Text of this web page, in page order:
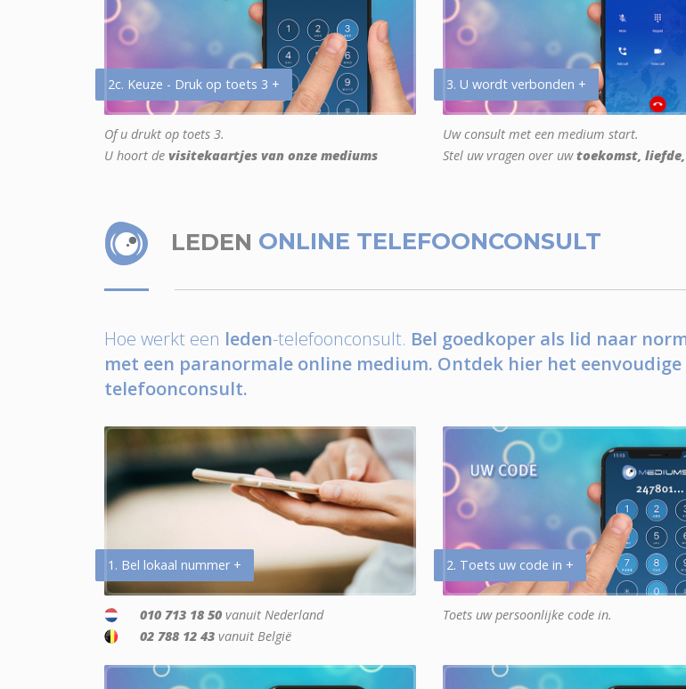
2c. Keuze - Druk op toets 3 +
Of u drukt op toets 3.
U hoort de visitekaartjes van onze mediums
3. U wordt verbonden +
Uw consult met een medium start.
Stel uw vragen over uwtoekomst,
LEDEN ONLINE TELEFOONCONSULT
Hoe werkt een leden-telefoonconsult. Bel goedkoper als lid naar
met een paranormale online medium. Ontdek hier het
telefoonconsult.
1. Bel lokaal nummer +
010 713 18 50 vanuit Nederland
02 788 12 43 vanuit België
2. Toets uw code in +
Toets uw persoonlijke code in.